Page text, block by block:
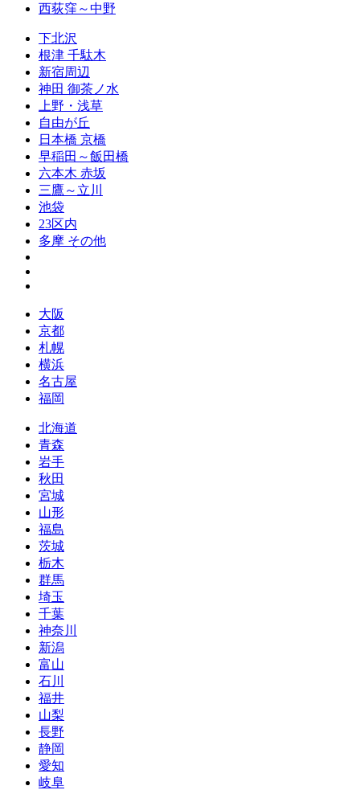
西荻窪～中野
下北沢
根津 千駄木
新宿周辺
神田 御茶ノ水
上野・浅草
自由が丘
日本橋 京橋
早稲田～飯田橋
六本木 赤坂
三鷹～立川
池袋
23区内
多摩 その他
大阪
京都
札幌
横浜
名古屋
福岡
北海道
青森
岩手
秋田
宮城
山形
福島
茨城
栃木
群馬
埼玉
千葉
神奈川
新潟
富山
石川
福井
山梨
長野
静岡
愛知
岐阜